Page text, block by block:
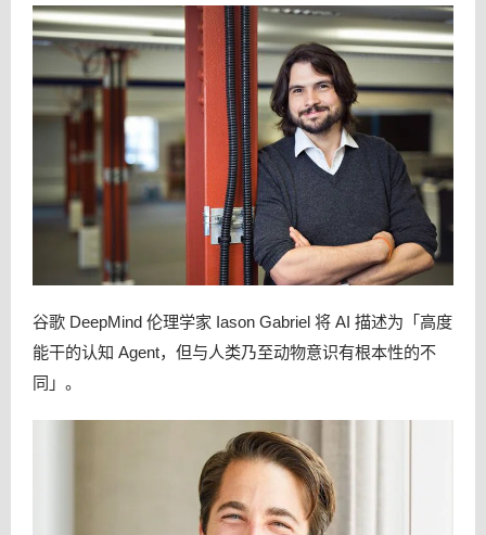
谷歌 DeepMind 伦理学家 Iason Gabriel 将 AI 描述为「高度
能干的认知 Agent，但与人类乃至动物意识有根本性的不
同」。